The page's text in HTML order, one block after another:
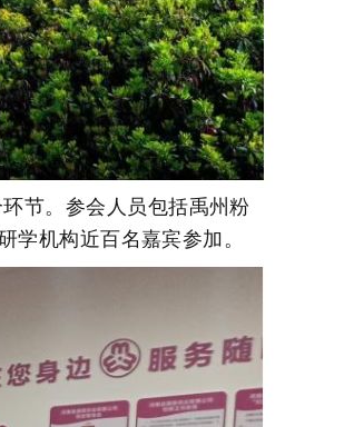
节。参会人员包括禹州粉
学机构近百名嘉宾参加。